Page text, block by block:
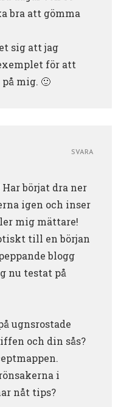
bra att gömma
sig att jag
för att
mig. 🙂
börjat dra ner
igen och inser
mig mättare!
till en början
blogg
nu testat på
ugnsrostade
och din sås?
i
nåt tips?
SVARA